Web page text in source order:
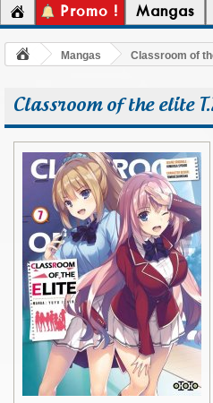
Promo ! Mangas
Mangas Classroom of
Classroom of the elite